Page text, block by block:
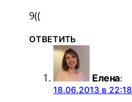
9((
ОТВЕТИТЬ
Елена:
18.06.2013 в 22:18